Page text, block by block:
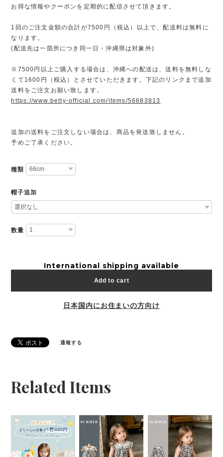
お得な情報やクーポンを定期的に配信させて頂きます。
1回のご注文金額の合計が7500円（税込）以上で、配送料は無料に
なります。
(配送先は一箇所につき同一日・沖縄県は対象外)
※7500円以上ご購入する場合は、沖縄への配送は、送料を無料しな
くて1600円（税込）とさせていただきます。下記のリンクまで追加
送料をご注文お願い致します。
https://www.betty-official.com/items/56683813
追加の送料をご注文しない場合は、商品を発送致しません。
予めご了承ください。
種類
帽子追加
数量
International shipping available
Add to cart
日本国内にお住まいの方向け
通報する
Related Items